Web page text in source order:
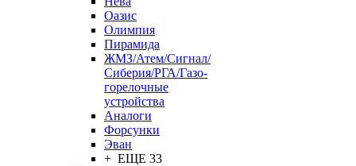
Оазис
Олимпия
Пирамида
ЖМЗ/Атем/Сигнал/
Сиберия/РГА/Газо-
горелочные
устройства
Aналоги
Форсунки
Эван
+ ЕЩЕ 33